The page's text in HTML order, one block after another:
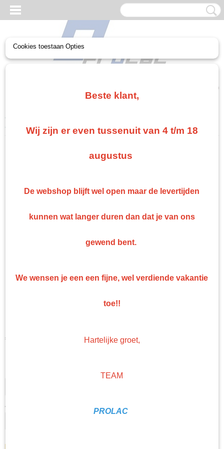
(0)
Home
Mirca Abralon schijf 77 mm 20 stuks
Mirca Abralon schijf 77 mm
€ 39,36 (exclusief btw 21%)
Aantal
Cookies toestaan Opties
Beste klant,
Wij zijn er even tussenuit van 4 t/m 18
augustus
De webshop blijft wel open maar de levertijden
kunnen wat langer duren dan dat je van ons
gewend bent.
We wensen je een een fijne, wel verdiende vakantie
toe!!
Hartelijke groet,
TEAM
PROLAC